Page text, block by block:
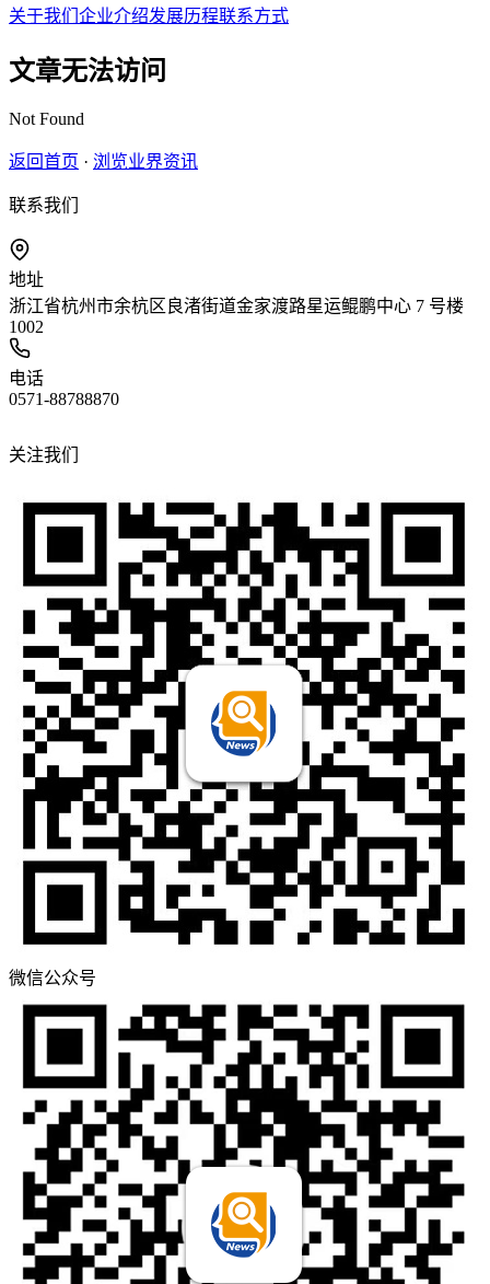
关于我们 企业介绍发展历程联系方式
文章无法访问
Not Found
返回首页 · 浏览业界资讯
联系我们
地址
浙江省杭州市余杭区良渚街道金家渡路星运鲲鹏中心 7 号楼
1002
电话
0571-88788870
关注我们
微信公众号